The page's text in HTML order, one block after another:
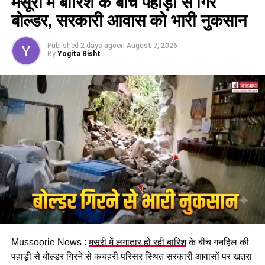
कैबिनेट नेउत्तराखंड मजदूरी संहिता नियमावलीको मंजूरी दी।
इसके तहत श्रमिकों को हर महीने की 7 तारीख तक वेतन देना
मजदूरी का प्रावधान भी किया गया है।
पढ़े धामी कैबिनेट के प्रमुख फैसले
GST संशोधित अध्यादेश को मंजूरी।
बोल्डर, सरकारी आवास को भारी नुकसान
Published 2 days agoon August 7, 2026
By Yogita Bisht
Mussoorie News :मसूरी में लगातार हो रही बारिशके बीच गनहिल की
पहाड़ी से बोल्डर गिरने से कचहरी परिसर स्थित सरकारी आवासों पर खतरा